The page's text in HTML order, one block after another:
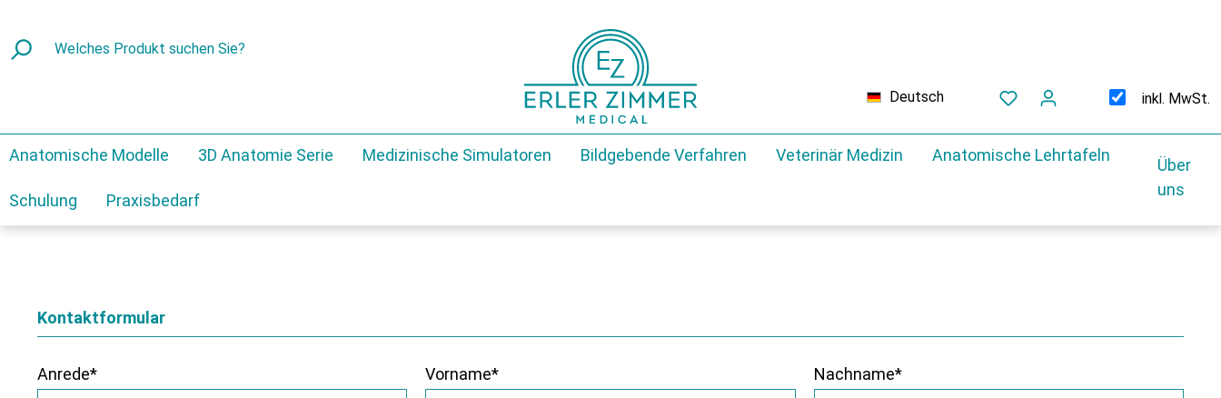
Deutsch inkl. MwSt.
Anatomische Modelle 3D Anatomie Serie Medizinische Simulatoren Bildgebende Verfahren Veterinär Medizin Anatomische Lehrtafeln
Schulung Praxisbedarf
Über
uns
Kontaktformular
Anrede* Vorname* Nachname*